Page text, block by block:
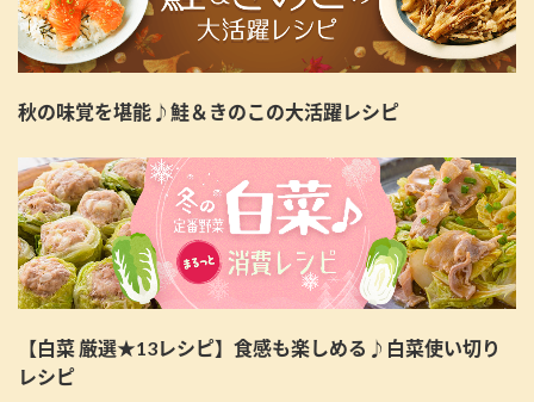
秋の味覚を堪能♪鮭＆きのこの大活躍レシピ
【白菜 厳選★13レシピ】食感も楽しめる♪白菜使い切り
レシピ